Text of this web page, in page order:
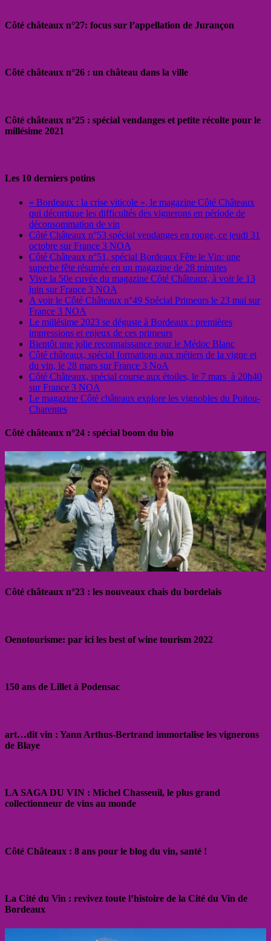
Côté châteaux n°27: focus sur l’appellation de Jurançon
Côté châteaux n°26 : un château dans la ville
Côté châteaux n°25 : spécial vendanges et petite récolte pour le
millésime 2021
Les 10 derniers potins
« Bordeaux : la crise viticole », le magazine Côté Châteaux
qui décortique les difficultés des vignerons en période de
déconsommation de vin
Côté Châteaux n°53 spécial vendanges en rouge, ce jeudi 31
octobre sur France 3 NOA
Côté Châteaux n°51, spécial Bordeaux Fête le Vin: une
superbe fête résumée en un magazine de 28 minutes
Vive la 50e cuvée du magazine Côté Châteaux, à voir le 13
juin sur France 3 NOA
A voir le Côté Châteaux n°49 Spécial Primeurs le 23 mai sur
France 3 NOA
Le millésime 2023 se déguste à Bordeaux : premières
impressions et enjeux de ces primeurs
Bientôt une jolie reconnaissance pour le Médoc Blanc
Côté châteaux, spécial formations aux métiers de la vigne et
du vin, le 28 mars sur France 3 NoA
Côté Châteaux, spécial course aux étoiles, le 7 mars à 20h40
sur France 3 NOA
Le magazine Côté châteaux explore les vignobles du Poitou-
Charentes
Côté châteaux n°24 : spécial boom du bio
Côté châteaux n°23 : les nouveaux chais du bordelais
Oenotourisme: par ici les best of wine tourism 2022
150 ans de Lillet à Podensac
art…dit vin : Yann Arthus-Bertrand immortalise les vignerons
de Blaye
LA SAGA DU VIN : Michel Chasseuil, le plus grand
collectionneur de vins au monde
Côté Châteaux : 8 ans pour le blog du vin, santé !
La Cité du Vin : revivez toute l’histoire de la Cité du Vin de
Bordeaux